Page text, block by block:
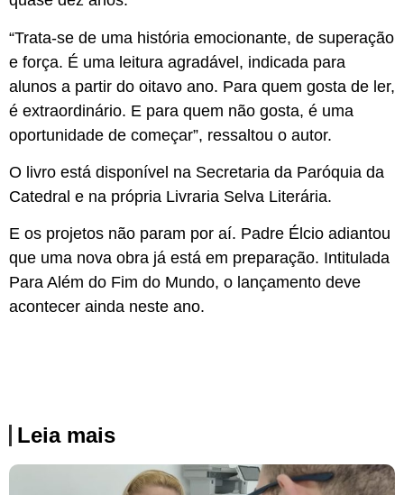
“Trata-se de uma história emocionante, de superação
e força. É uma leitura agradável, indicada para
alunos a partir do oitavo ano. Para quem gosta de ler,
é extraordinário. E para quem não gosta, é uma
oportunidade de começar”, ressaltou o autor.
O livro está disponível na Secretaria da Paróquia da
Catedral e na própria Livraria Selva Literária.
E os projetos não param por aí. Padre Élcio adiantou
que uma nova obra já está em preparação. Intitulada
Para Além do Fim do Mundo, o lançamento deve
acontecer ainda neste ano.
Leia mais